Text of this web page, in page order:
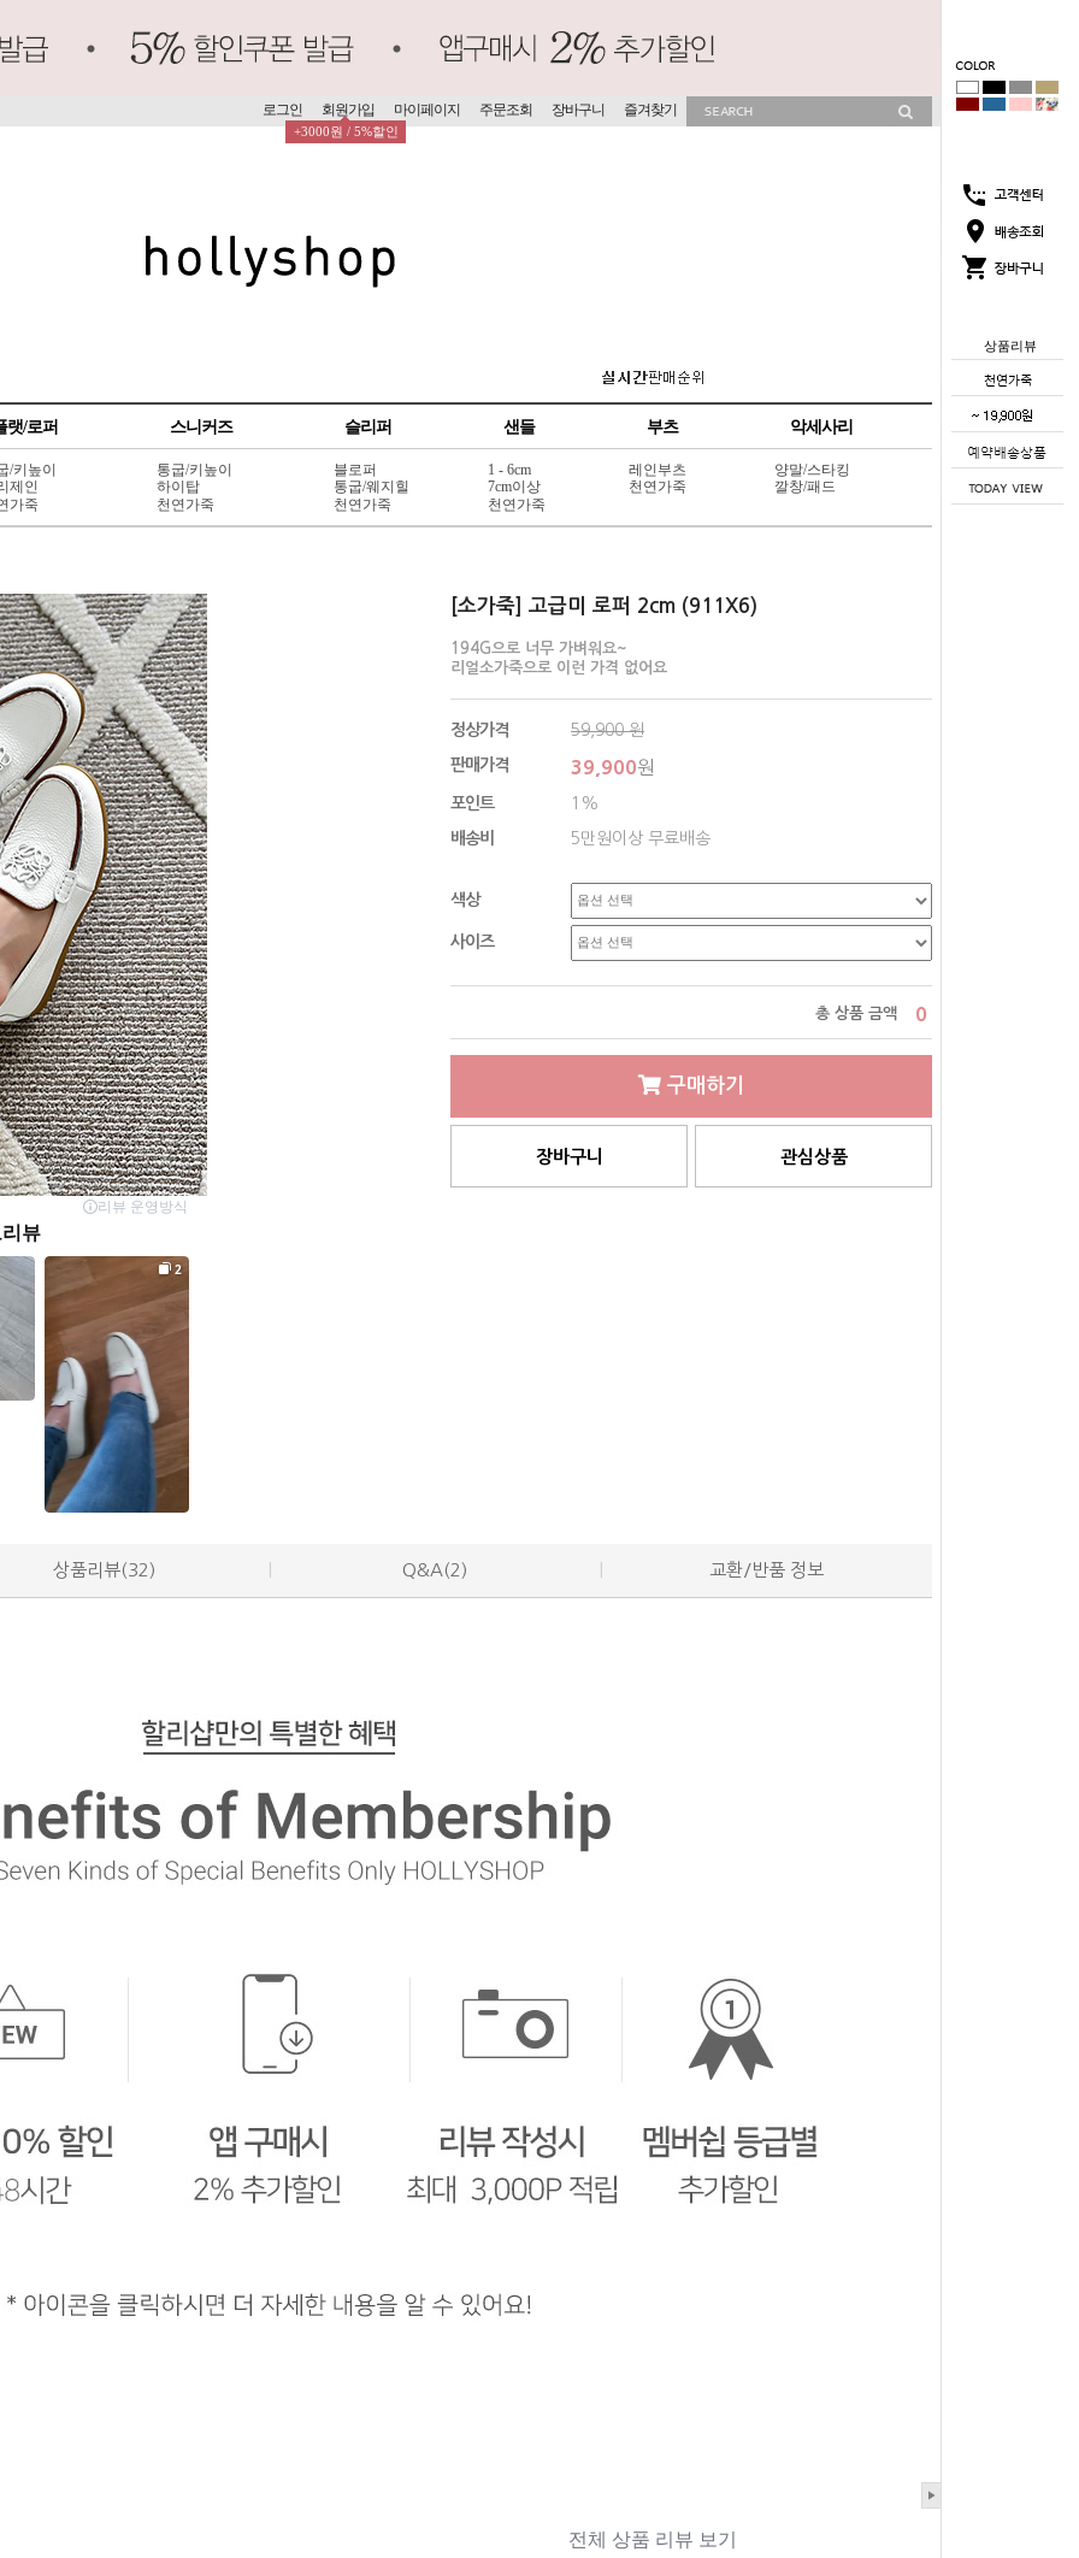
상품리뷰
로그인 회원가입
+3000원 / 5%할인
마이페이지 주문조회 장바구니 즐겨찾기
랫/로퍼 스니커즈 슬리퍼 샌들 부츠 악세사리
/키높이
제인
가죽
통굽/키높이
하이탑
천연가죽
블로퍼
통굽/웨지힐
천연가죽
1 - 6cm
7cm이상
천연가죽
레인부츠
천연가죽
양말/스타킹
깔창/패드
[소가죽] 고급미 로퍼 2cm (911X6)
194G으로 너무 가벼워요~
리얼소가죽으로 이런 가격 없어요
정상가격 59,900원
판매가격 39,900원
포인트 1%
배송비 5만원이상 무료배송
색상
사이즈
총 상품 금액 0
구매하기
장바구니 관심상품
상품리뷰(32) Q&A(2) 교환/반품 정보